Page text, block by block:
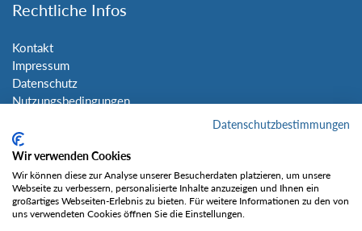
Rechtliche Infos
Kontakt
Impressum
Datenschutz
Nutzungsbedingungen
Social Media
Datenschutzbestimmungen
Wir verwenden Cookies
Wir können diese zur Analyse unserer Besucherdaten platzieren, um unsere
Webseite zu verbessern, personalisierte Inhalte anzuzeigen und Ihnen ein
großartiges Webseiten-Erlebnis zu bieten. Für weitere Informationen zu den von
uns verwendeten Cookies öffnen Sie die Einstellungen.